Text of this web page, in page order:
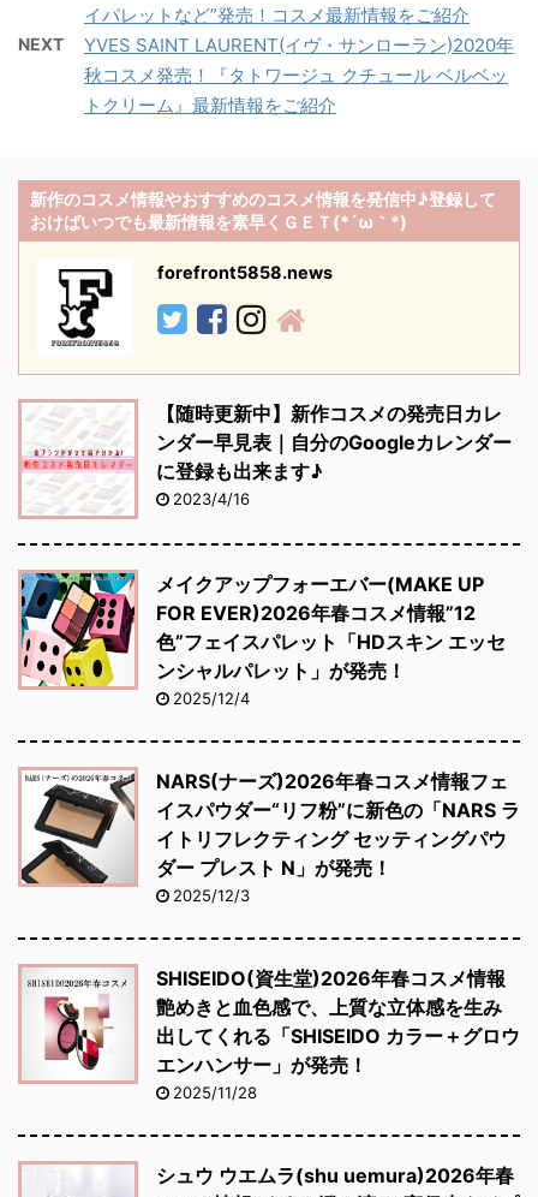
イパレットなど”発売！コスメ最新情報をご紹介
NEXT
YVES SAINT LAURENT(イヴ・サンローラン)2020年
秋コスメ発売！『タトワージュ クチュール ベルベッ
トクリーム』最新情報をご紹介
新作のコスメ情報やおすすめのコスメ情報を発信中♪登録して
おけばいつでも最新情報を素早くＧＥＴ(*´ω｀*)
forefront5858.news
【随時更新中】新作コスメの発売日カレ
ンダー早見表｜自分のGoogleカレンダー
に登録も出来ます♪
2023/4/16
メイクアップフォーエバー(MAKE UP
FOR EVER)2026年春コスメ情報”12
色”フェイスパレット「HDスキン エッセ
ンシャルパレット」が発売！
2025/12/4
NARS(ナーズ)2026年春コスメ情報フェ
イスパウダー“リフ粉”に新色の「NARS ラ
イトリフレクティング セッティングパウ
ダー プレスト N」が発売！
2025/12/3
SHISEIDO(資生堂)2026年春コスメ情報
艶めきと血色感で、上質な立体感を生み
出してくれる「SHISEIDO カラー＋グロウ
エンハンサー」が発売！
2025/11/28
シュウ ウエムラ(shu uemura)2026年春